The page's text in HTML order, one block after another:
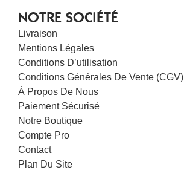
NOTRE SOCIÉTÉ
Livraison
Mentions Légales
Conditions D’utilisation
Conditions Générales De Vente (CGV)
À Propos De Nous
Paiement Sécurisé
Notre Boutique
Compte Pro
Contact
Plan Du Site